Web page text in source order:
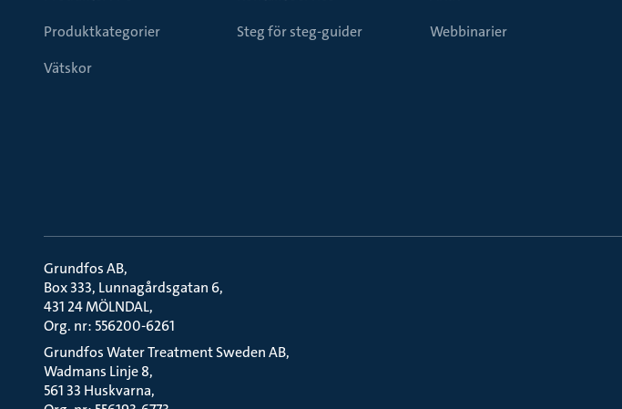
Produktkategorier
Vätskor
Steg för steg-guider
Webbinarier
Grundfos AB
Box 333, Lunnagårdsgatan 6
431 24 MÖLNDAL
Org. nr: 556200-6261
Grundfos Water Treatment Sweden AB
Wadmans Linje 8
561 33 Huskvarna